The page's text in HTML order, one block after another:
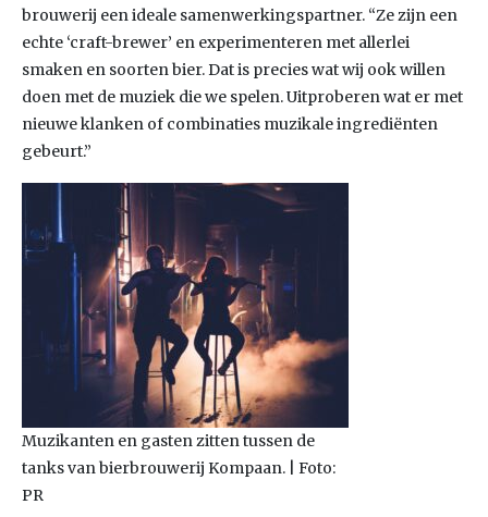
brouwerij een ideale samenwerkingspartner. “Ze zijn een
echte ‘craft-brewer’ en experimenteren met allerlei
smaken en soorten bier. Dat is precies wat wij ook willen
doen met de muziek die we spelen. Uitproberen wat er met
nieuwe klanken of combinaties muzikale ingrediënten
gebeurt.”
Muzikanten en gasten zitten tussen de
tanks van bierbrouwerij Kompaan. | Foto:
PR